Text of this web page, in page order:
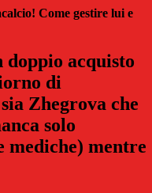
Come gestire lui e
doppio acquisto
di
Zhegrova che
solo
mediche) mentre